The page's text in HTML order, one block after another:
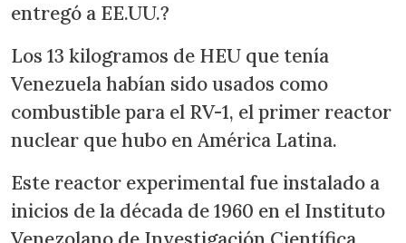
entregó a EE.UU.?
Los 13 kilogramos de HEU que tenía
Venezuela habían sido usados como
combustible para el RV-1, el primer reactor
nuclear que hubo en América Latina.
Este reactor experimental fue instalado a
inicios de la década de 1960 en el Instituto